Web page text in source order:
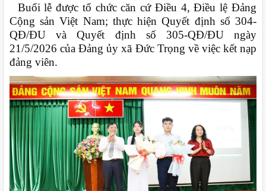
Buổi lễ được tổ chức căn cứ Điều 4, Điều lệ Đảng
Cộng sản Việt Nam; thực hiện Quyết định số 304-
QĐ/ĐU và Quyết định số 305-QĐ/ĐU ngày
21/5/2026 của Đảng ủy xã Đức Trọng về việc kết nạp
đảng viên.